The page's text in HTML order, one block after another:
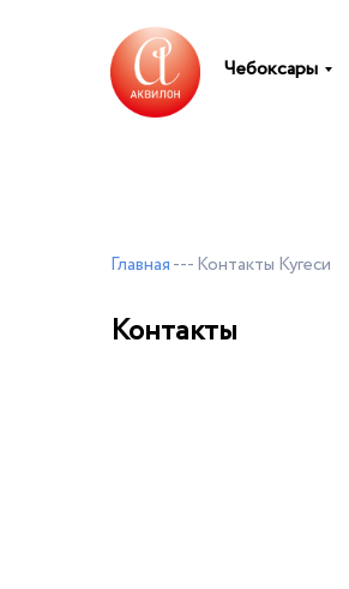
Чебоксары
Контакты
Главная--- Контакты Кугеси